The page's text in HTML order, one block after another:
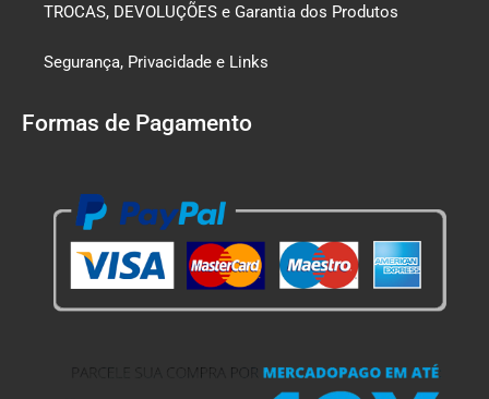
TROCAS, DEVOLUÇÕES e Garantia dos Produtos
Segurança, Privacidade e Links
Formas de Pagamento